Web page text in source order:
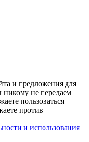
и предложения для
не передаем
пользоваться
против
и использования